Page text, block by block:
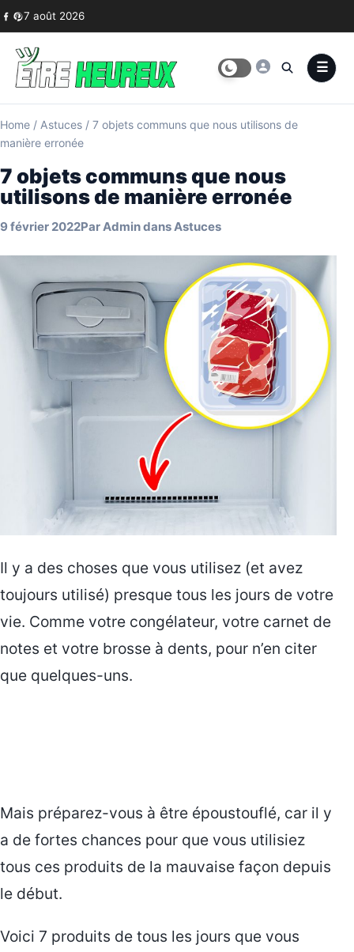
Skip to content
7 août 2026
Home / Astuces / 7 objets communs que nous utilisons de
manière erronée
7 objets communs que nous
utilisons de manière erronée
9 février 2022ParAdmindansAstuces
Il y a des choses que vous utilisez (et avez
toujours utilisé) presque tous les jours de votre
vie. Comme votre congélateur, votre carnet de
notes et votre brosse à dents, pour n’en citer
que quelques-uns.
Mais préparez-vous à être époustouflé, car il y
a de fortes chances pour que vous utilisiez
tous ces produits de la mauvaise façon depuis
le début.
Voici 7 produits de tous les jours que vous